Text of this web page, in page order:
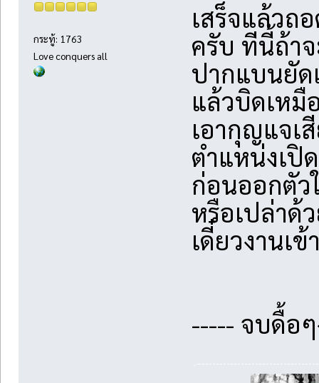
กระทู้: 1763
Love conquers all
เสร็จแล้วถ
ครับ ทีนี้ถ้าจ
ปากแบนยัด
แล้วบิดเห
เอากุญแจเ
ตำแหน่งเปิ
ก่อนออกตัว
หรือเปล่าด้
เดี๋ยวงานเข้
----- จบดื้อ